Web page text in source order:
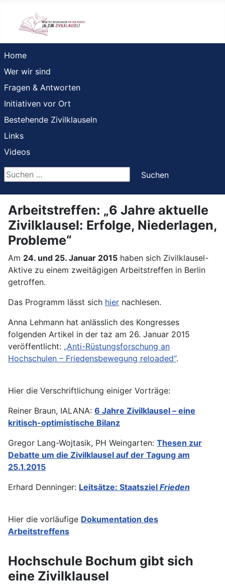
Home
Wer wir sind
Fragen & Antworten
Initiativen vor Ort
Bestehende Zivilklauseln
Links
Videos
Suchen ...
Suchen
Arbeitstreffen: „6 Jahre aktuelle
Zivilklausel: Erfolge, Niederlagen,
Probleme“
Am 24. und 25. Januar 2015 haben sich Zivilklausel-
Aktive zu einem zweitägigen Arbeitstreffen in Berlin
getroffen.
Das Programm lässt sich hier nachlesen.
Anna Lehmann hat anlässlich des Kongresses
folgenden Artikel in der taz am 26. Januar 2015
veröffentlicht: „Anti-Rüstungsforschung an
Hochschulen – Friedensbewegung reloaded“.
Hier die Verschriftlichung einiger Vorträge:
Reiner Braun, IALANA: 6 Jahre Zivilklausel – eine
kritisch-optimistische Bilanz
Gregor Lang-Wojtasik, PH Weingarten: Thesen zur
Debatte um die Zivilklausel auf der Tagung am
25.1.2015
Erhard Denninger: Leitsätze: Staatsziel Frieden
Hier die vorläufige Dokumentation des
Arbeitstreffens
Hochschule Bochum gibt sich
eine Zivilklausel